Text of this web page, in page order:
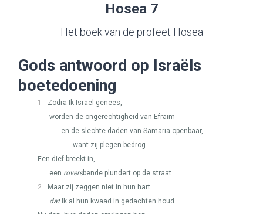
Hosea 7
Het boek van de profeet Hosea
Gods antwoord op Israëls
boetedoening
1
Zodra Ik Israël genees,
worden de ongerechtigheid van Efraïm
en de slechte daden van Samaria openbaar,
want zij plegen bedrog.
Een dief breekt in,
een roversbende plundert op de straat.
2
Maar zij zeggen niet in hun hart
datIk al hun kwaad in gedachten houd.